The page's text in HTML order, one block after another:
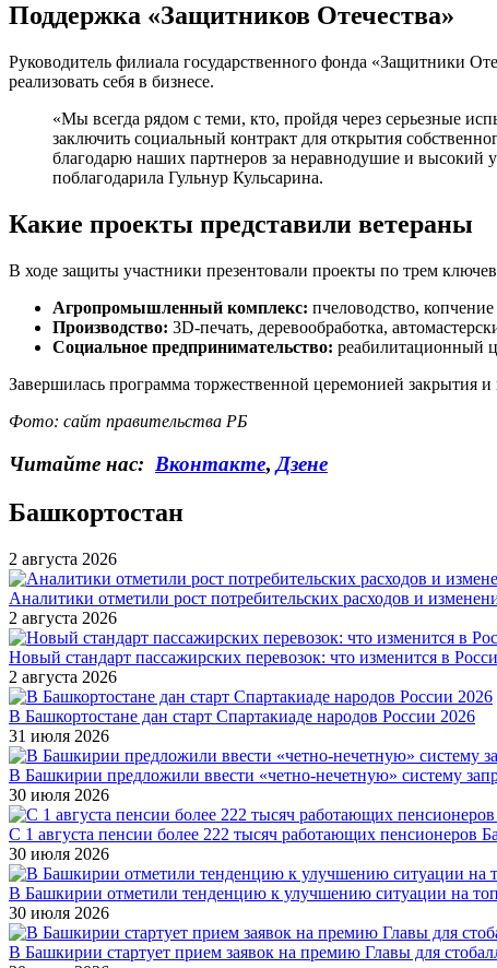
Поддержка «Защитников Отечества»
Руководитель филиала государственного фонда «Защитники
реализовать себя в бизнесе.
«Мы всегда рядом с теми, кто, пройдя через серьезные
заключить социальный контракт для открытия
благодарю наших партнеров за неравнодушие и
поблагодарила Гульнур Кульсарина.
Какие проекты представили ветераны
В ходе защиты участники презентовали проекты по трем
Агропромышленный комплекс: пчеловодство,
Производство: 3D-печать, деревообработка,
Социальное предпринимательство: реабилитационный
Завершилась программа торжественной церемонией закрытия
Фото: сайт правительства РБ
Читайте нас: Вконтакте, Дзене
Башкортостан
2 августа 2026
Аналитики отметили рост потребительских расходов и
2 августа 2026
Новый стандарт пассажирских перевозок: что изменится в
2 августа 2026
В Башкортостане дан старт Спартакиаде народов России 2026
31 июля 2026
В Башкирии предложили ввести «четно-нечетную» систему
30 июля 2026
С 1 августа пенсии более 222 тысяч работающих пенсионеров
30 июля 2026
В Башкирии отметили тенденцию к улучшению ситуации на
30 июля 2026
В Башкирии стартует прием заявок на премию Главы для